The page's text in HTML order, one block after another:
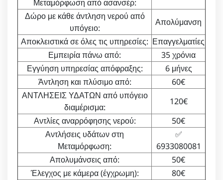
Μεταμόρφωση από ασανσέρ:
Δώρο με κάθε άντληση νερού από
υπόγειο:
Απολύμανση
Αποκλειστικά σε όλες τις υπηρεσίες: Επαγγελματίες
Εμπειρία πάνω από:
35 χρόνια
Εγγύηση υπηρεσίας απόφραξης:
6 μήνες
Άντληση και πλύσιμο από:
60€
ΑΝΤΛΗΣΕΙΣ ΥΔΑΤΩΝ από υπόγειο
διαμέρισμα:
120€
Αντλίες αναρρόφησης νερού:
50€
Αντλήσεις υδάτων στη
Μεταμόρφωση:
✅
6933080081
Απολυμάνσεις από:
50€
Έλεγχος με κάμερα (έγχρωμη):
80€